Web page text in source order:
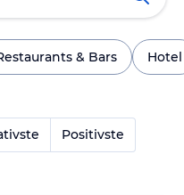
& Bars Hotel
Positivste